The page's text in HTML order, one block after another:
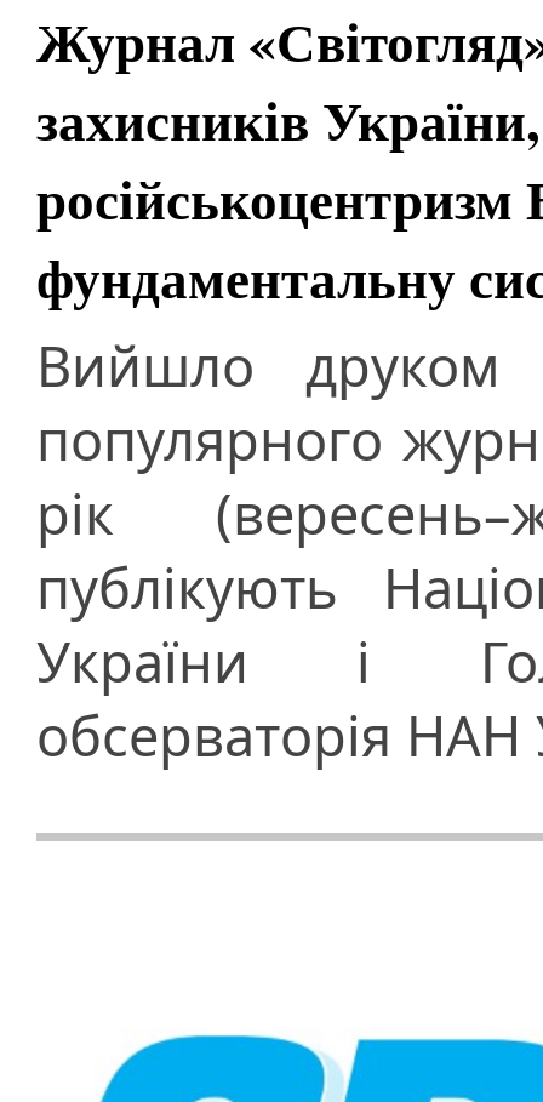
Журнал
захисників
фундаментальну
Вийшло друком
популярного
рік
публікують
України і
обсерваторія НАН